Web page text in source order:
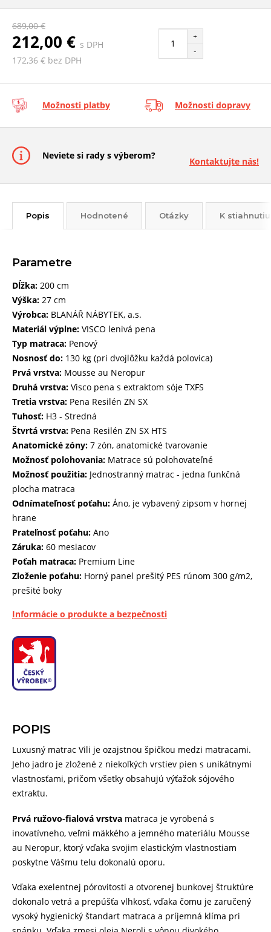
689,00 €
212,00 € s DPH
172,36 € bez DPH
+
-
Možnosti platby Možnosti dopravy
Neviete si rady s výberom?
Kontaktujte nás!
Popis Hodnotené Otázky K stiahnutiu
POPIS
Luxusný matrac Vili je ozajstnou špičkou medzi matracami.
Jeho jadro je zložené z niekoľkých vrstiev pien s unikátnymi
vlastnosťami, pričom všetky obsahujú výťažok sójového
extraktu.
Prvá ružovo-fialová vrstva matraca je vyrobená s
inovatívneho, veľmi mäkkého a jemného materiálu Mousse
au Neropur, ktorý vďaka svojim elastickým vlastnostiam
poskytne Vášmu telu dokonalú oporu.
Vďaka exelentnej pórovitosti a otvorenej bunkovej štruktúre
dokonalo vetrá a prepúšťa vlhkosť, vďaka čomu je zaručený
vysoký hygienický štandart matraca a príjemná klíma pri
Parametre
Dĺžka: 200 cm
Výška: 27 cm
Výrobca: BLANÁŘ NÁBYTEK, a.s.
Materiál výplne: VISCO lenivá pena
Typ matraca: Penový
Nosnosť do: 130 kg (pri dvojlôžku každá polovica)
Prvá vrstva: Mousse au Neropur
Druhá vrstva: Visco pena s extraktom sóje TXFS
Tretia vrstva: Pena Resilén ZN SX
Tuhosť: H3 - Stredná
Štvrtá vrstva: Pena Resilén ZN SX HTS
Anatomické zóny: 7 zón, anatomické tvarovanie
Možnosť polohovania: Matrace sú polohovateľné
Možnosť použitia: Jednostranný matrac - jedna funkčná
plocha matraca
Odnímateľnosť poťahu: Áno, je vybavený zipsom v hornej
hrane
Prateľnosť poťahu: Ano
Záruka: 60 mesiacov
Poťah matraca: Premium Line
Zloženie poťahu: Horný panel prešitý PES rúnom 300 g/m2,
prešité boky
Informácie o produkte a bezpečnosti